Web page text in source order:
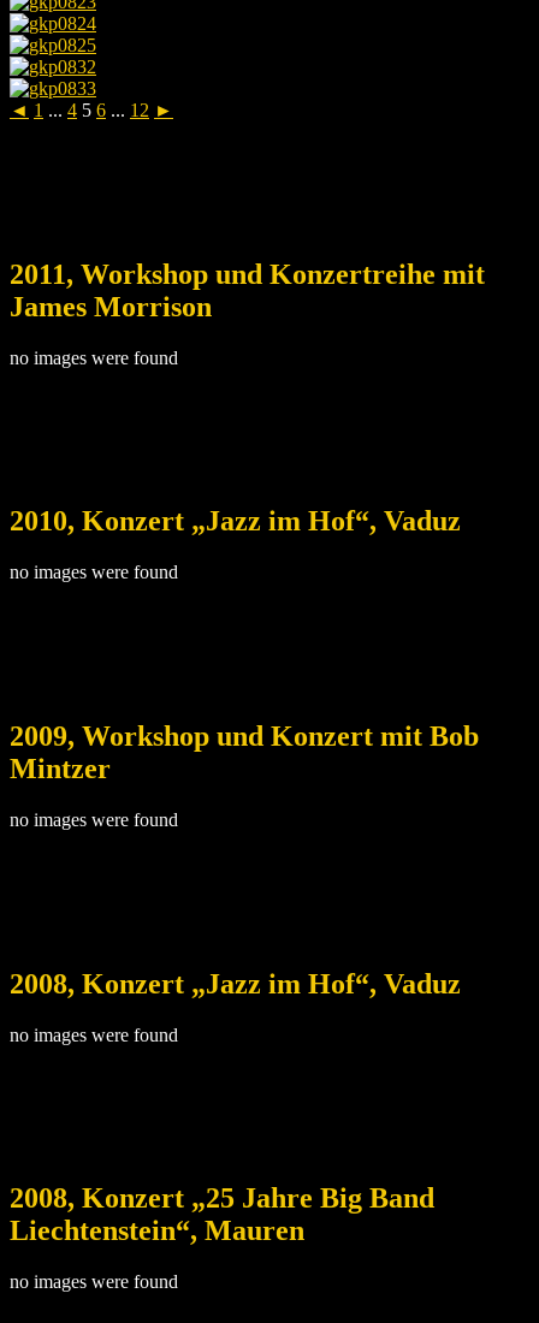
◄ 1 ... 4 5 6 ... 12 ►
2011, Workshop und Konzertreihe mit
James Morrison
no images were found
2010, Konzert „Jazz im Hof“, Vaduz
no images were found
2009, Workshop und Konzert mit Bob
Mintzer
no images were found
2008, Konzert „Jazz im Hof“, Vaduz
no images were found
2008, Konzert „25 Jahre Big Band
Liechtenstein“, Mauren
no images were found